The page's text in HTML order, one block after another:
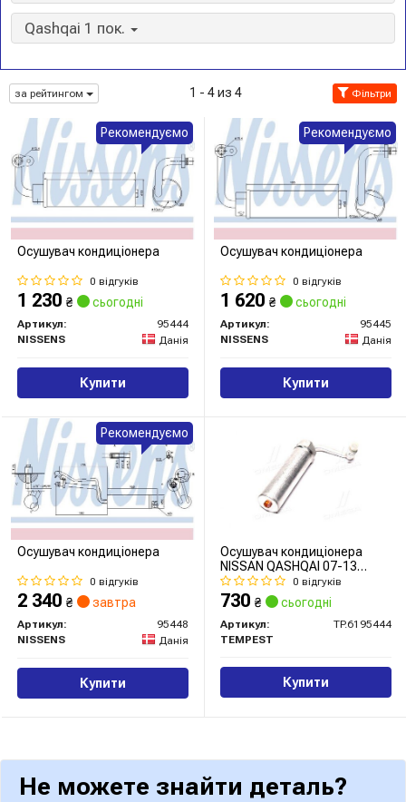
Qashqai 1 пок.
за рейтингом 1 - 4 из 4 Фільтри
Осушувач кондиціонера
0 відгуків
1 230 ₴ сьогодні
Артикул:
95444
NISSENS
Данія
Купити
Рекомендуємо
Осушувач кондиціонера
0 відгуків
1 620 ₴ сьогодні
Артикул:
95445
NISSENS
Данія
Купити
Рекомендуємо
Осушувач кондиціонера
0 відгуків
2 340 ₴ завтра
Артикул:
95448
NISSENS
Данія
Купити
Рекомендуємо
Осушувач кондиціонера
NISSAN QASHQAI 07-13
(TEMPEST) 0 відгуків
730 ₴ сьогодні
Артикул:
TP.6195444
TEMPEST
Купити
Не можете знайти деталь?